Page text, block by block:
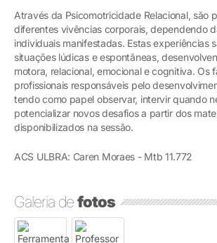
Através da Psicomotricidade Relacional, são
diferentes vivências corporais, dependendo
individuais manifestadas. Estas experiências
situações lúdicas e espontâneas,
motora, relacional, emocional e cognitiva. Os
profissionais responsáveis pelo
tendo como papel observar, intervir quando
potencializar novos desafios a partir dos
disponibilizados na sessão.
ACS ULBRA: Caren Moraes - Mtb 11.772
Galeria defotos